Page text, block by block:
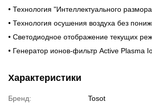
• Технология "Интеллектуального
• Технология осушения воздуха без
• Светодиодное отображение текущих
• Генератор ионов-фильтр Active Plasma
Характеристики
Бренд:
Tosot